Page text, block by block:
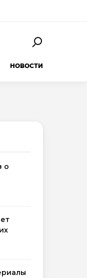
НОВОСТИ
о